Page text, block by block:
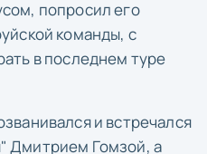
попросил его
команды, с
в последнем туре
и встречался
Дмитрием Гомзой, а